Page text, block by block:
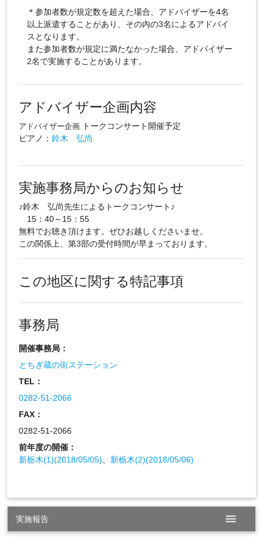
＊参加者数が規定数を超えた場合、アドバイザーを4名
以上派遣することがあり、その内の3名によるアドバイ
スとなります。
また参加者数が規定に満たなかった場合、アドバイザー
2名で実施することがあります。
アドバイザー企画内容
アドバイザー企画トークコンサート開催予定
ピアノ： 鈴木 弘尚
実施事務局からのお知らせ
♪鈴木 弘尚先生によるトークコンサート♪
15：40～15：55
無料でお聴き頂けます。ぜひお越しくださいませ。
この関係上、第3部の受付時間が早まっております。
この地区に関する特記事項
事務局
開催事務局：
とちぎ蔵の街ステーション
TEL：
0282-51-2066
FAX：
0282-51-2066
前年度の開催：
新栃木(1)(2018/05/05)
新栃木(2)(2018/05/06)
実施報告 menu